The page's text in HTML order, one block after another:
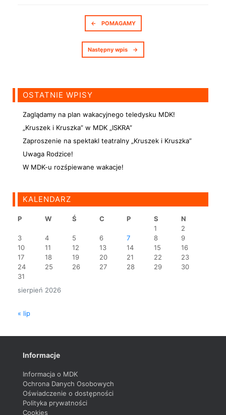
Nawigacja postów
← POMAGAMY
Następny wpis →
OSTATNIE WPISY
Zaglądamy na plan wakacyjnego teledysku MDK!
„Kruszek i Kruszka” w MDK „ISKRA”
Zaproszenie na spektakl teatralny „Kruszek i Kruszka”
Uwaga Rodzice!
W MDK-u rozśpiewane wakacje!
KALENDARZ
sierpień 2026
P W Ś C P S
N
1
2
3
4 5 6 7 8
9
10
11 12 13 14 15
16
17
18 19 20 21 22
23
24
25 26 27 28 29
30
31
« lip
Informacje
Informacja o MDK
Ochrona Danych Osobowych
Oświadczenie o dostępności
Polityka prywatności
Cookies